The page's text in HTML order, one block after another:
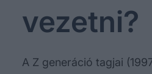
vezetni?
A Z generáció tagjai